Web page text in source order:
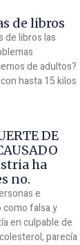
de libros
de libros las
de adultos?
hasta 15 kilos
DE
ha
no.
e
falsa y
en culpable de
parecía